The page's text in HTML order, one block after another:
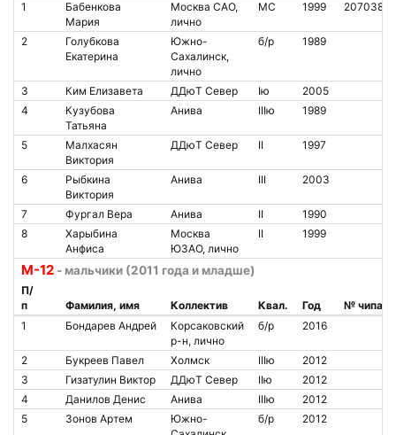
1
Бабенкова
Мария
Москва САО,
лично
МС 1999 2070383
2
Голубкова
Екатерина
Южно-
Сахалинск,
лично
б/р 1989
3 Ким Елизавета ДДюТ Север Iю
2005
4
Кузубова
Татьяна
Анива IIIю 1989
5
Малхасян
Виктория
ДДюТ Север II 1997
6
Рыбкина
Виктория
Анива III 2003
7 Фургал Вера Анива II
1990
8
Харыбина
Анфиса
Москва
ЮЗАО, лично
II 1999
М-12 - мальчики (2011 года и младше)
П/
п
Фамилия, имя Коллектив Квал. Год
№ чипа
1
Бондарев Андрей
Корсаковский
р-н, лично
б/р 2016
2 Букреев Павел Холмск IIIю
2012
3
Гизатулин Виктор ДДюТ Север IIю
2012
4
Данилов Денис Анива IIIю
2012
5
Зонов Артем
Южно-
б/р 2012